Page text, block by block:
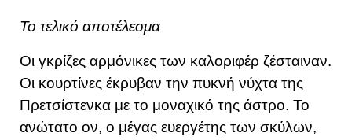
Το τελικό αποτέλεσμα
Οι γκρίζες αρμόνικες των καλοριφέρ ζέσταιναν.
Οι κουρτίνες έκρυβαν την πυκνή νύχτα της
Πρετσίστενκα με το μοναχικό της άστρο. Το
ανώτατο ον, ο μέγας ευεργέτης των σκύλων,